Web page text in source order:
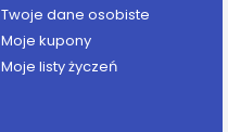
Twoje dane osobiste
Moje kupony
Moje listy życzeń